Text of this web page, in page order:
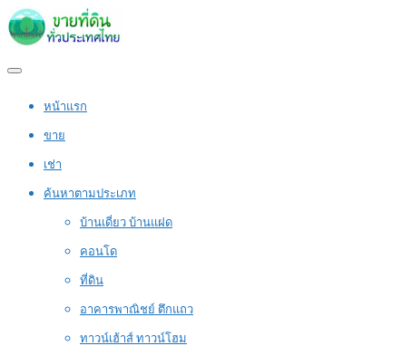
หน้าแรก
ขาย
เช่า
ค้นหาตามประเภท
บ้านเดี่ยว บ้านแฝด
คอนโด
ที่ดิน
อาคารพาณิชย์ ตึกแถว
ทาวน์เฮ้าส์ ทาวน์โฮม